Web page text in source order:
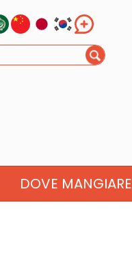
DOVE MANGIARE